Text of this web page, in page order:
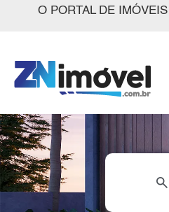
O PORTAL DE
search